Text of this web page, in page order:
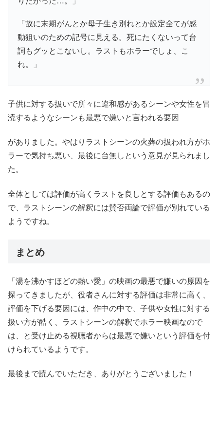
「故に末期がんとか母子生き別れとか設定全てが感
動狙いのための記号に見える。死にたくないって台
詞もグッとこないし。ラストもホラーでしょ、こ
れ。」
子供に対する扱いで所々に違和感があるシーンや女性を冒
涜するようなシーンも最悪で嫌いと言われる要因
がありました。やはり ラストシーンの火葬の扱われ方がホ
ラーで気持ち悪い、最後に台無しという意見が見られまし
た。
全体としては評価が高くラストを良しとする評価もあるの
で、 ラストシーンの解釈には賛否両論で評価が別れている
ようですね。
まとめ
「湯を沸かすほどの熱い愛」の映画の最悪で嫌いの原因を
探ってきましたが、役者さんに対する評価は非常に高く、
評価を下げる要因には、作中の中で、子供や女性に対する
扱い方が酷く、ラストシーンの解釈でホラー映画なので
は、と受け止める視聴者からは最悪で嫌いという評価を付
けられているようです。
最後まで読んでいただき、ありがとうございました！